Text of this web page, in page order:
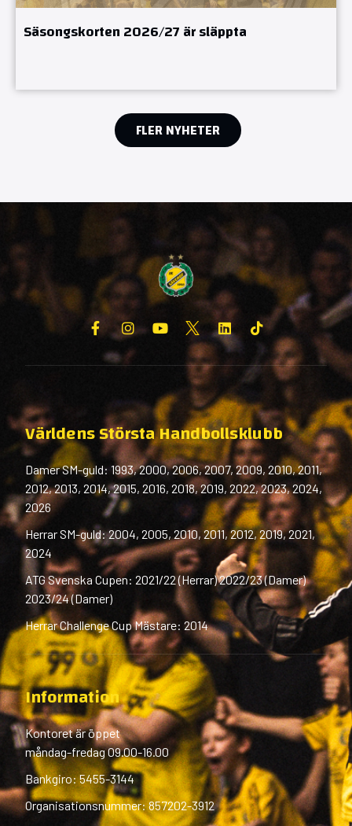
Säsongskorten 2026/27 är släppta
FLER NYHETER
Världens Största Handbollsklubb
Damer SM-guld: 1993, 2000, 2006, 2007, 2009, 2010, 2011,
2012, 2013, 2014, 2015, 2016, 2018, 2019, 2022, 2023, 2024,
2026
Herrar SM-guld: 2004, 2005, 2010, 2011, 2012, 2019, 2021,
2024
ATG Svenska Cupen: 2021/22 (Herrar) 2022/23 (Damer)
2023/24 (Damer)
Herrar Challenge Cup Mästare: 2014
Information
Kontoret är öppet
måndag-fredag 09.00-16.00
Bankgiro: 5455-3144
Organisationsnummer: 857202-3912